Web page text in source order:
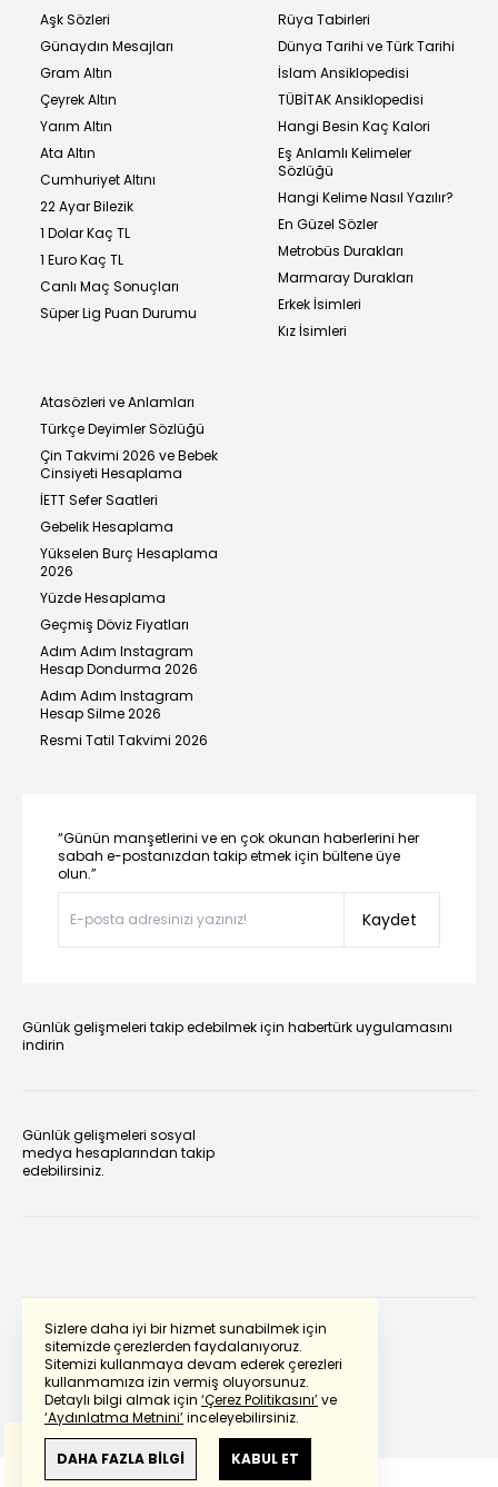
Sizlere daha iyi bir hizmet sunabilmek için
sitemizde çerezlerden faydalanıyoruz.
Sitemizi kullanmaya devam ederek çerezleri
kullanmamıza izin vermiş oluyorsunuz.
Detaylı bilgi almak için ‘Çerez Politikasını’ve
‘Aydınlatma Metnini’inceleyebilirsiniz.
DAHA FAZLA BİLGİ KABUL ET
Aşk Sözleri
Günaydın Mesajları
Gram Altın
Çeyrek Altın
Yarım Altın
Ata Altın
Cumhuriyet Altını
22 Ayar Bilezik
1 Dolar Kaç TL
1 Euro Kaç TL
Canlı Maç Sonuçları
Süper Lig Puan Durumu
Rüya Tabirleri
Dünya Tarihi ve Türk Tarihi
İslam Ansiklopedisi
TÜBİTAK Ansiklopedisi
Hangi Besin Kaç Kalori
Eş Anlamlı Kelimeler
Sözlüğü
Hangi Kelime Nasıl Yazılır?
En Güzel Sözler
Metrobüs Durakları
Marmaray Durakları
Erkek İsimleri
Kız İsimleri
Atasözleri ve Anlamları
Türkçe Deyimler Sözlüğü
Çin Takvimi 2026 ve Bebek
Cinsiyeti Hesaplama
İETT Sefer Saatleri
Gebelik Hesaplama
Yükselen Burç Hesaplama
2026
Yüzde Hesaplama
Geçmiş Döviz Fiyatları
Adım Adım Instagram
Hesap Dondurma 2026
Adım Adım Instagram
Hesap Silme 2026
Resmi Tatil Takvimi 2026
“Günün manşetlerini ve en çok okunan haberlerini her
sabah e-postanızdan takip etmek için bültene üye
olun.”
Kaydet
Günlük gelişmeleri takip edebilmek için habertürk uygulamasını
indirin
Günlük gelişmeleri sosyal
medya hesaplarından takip
edebilirsiniz.
Powered by Translate
Bu çevirideGoogle Transletekullanılmıştır.
Anlam ve çeviri hatalarından
haberturk.com
sorumlu değildir.